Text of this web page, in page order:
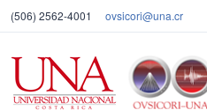
(506) 2562-4001 ovsicori@una.cr